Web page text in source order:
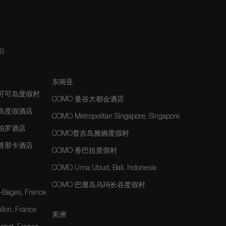
可岛度假村
度假酒店
罗酒店
那卡酒店
Bages, France
France
东南亚
COMO 曼谷大都会酒店
COMO Metropolitan Singapore, Singapore
COMO普吉岛雅姆度假村
COMO 香巴拉度假村
COMO Uma Ubud, Bali, Indonesia
COMO 巴厘岛乌玛长谷度假村
美洲